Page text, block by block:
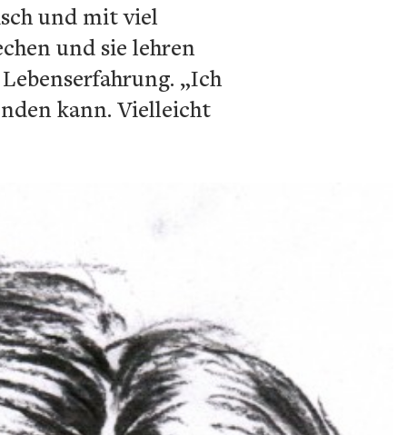
und mit viel
und sie lehren
„Ich
kann. Vielleicht